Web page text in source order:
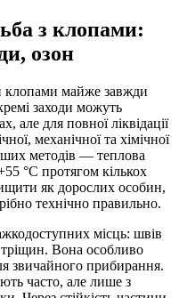
з клопами:
озон
клопами майже завжди
заходи можуть
але для повної ліквідації
механічної та хімічної
методів — теплова
°C протягом кількох
як дорослих особин,
технічно правильно.
місць: швів
тріщин. Вона особливо
звичайного прибирання.
часто, але лише з